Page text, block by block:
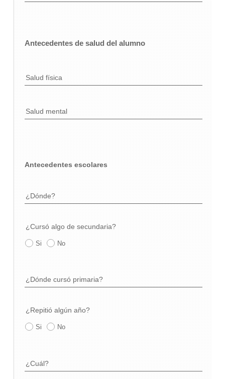
Antecedentes de salud del alumno
Salud física
Salud mental
Antecedentes escolares
¿Dónde?
¿Cursó algo de secundaria?
Si No
¿Dónde cursó primaria?
¿Repitió algún año?
Si No
¿Cuál?